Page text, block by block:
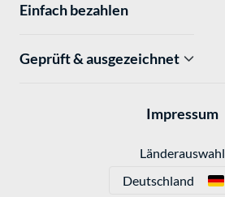
Einfach bezahlen
Geprüft & ausgezeichnet
Impressum
Länderauswahl